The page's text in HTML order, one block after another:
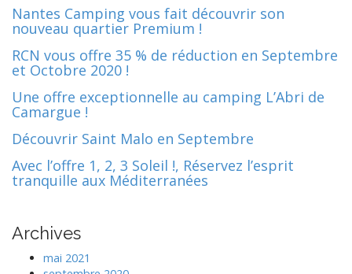
Nantes Camping vous fait découvrir son
nouveau quartier Premium !
RCN vous offre 35 % de réduction en Septembre
et Octobre 2020 !
Une offre exceptionnelle au camping L’Abri de
Camargue !
Découvrir Saint Malo en Septembre
Avec l’offre 1, 2, 3 Soleil !, Réservez l’esprit
tranquille aux Méditerranées
Archives
mai 2021